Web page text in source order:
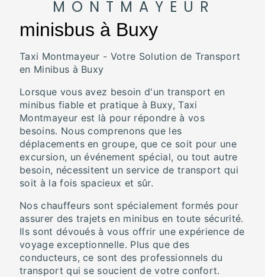
MONTMAYEUR
minisbus à Buxy
Taxi Montmayeur - Votre Solution de Transport
en Minibus à Buxy
Lorsque vous avez besoin d'un transport en
minibus fiable et pratique à Buxy, Taxi
Montmayeur est là pour répondre à vos
besoins. Nous comprenons que les
déplacements en groupe, que ce soit pour une
excursion, un événement spécial, ou tout autre
besoin, nécessitent un service de transport qui
soit à la fois spacieux et sûr.
Nos chauffeurs sont spécialement formés pour
assurer des trajets en minibus en toute sécurité.
Ils sont dévoués à vous offrir une expérience de
voyage exceptionnelle. Plus que des
conducteurs, ce sont des professionnels du
transport qui se soucient de votre confort.